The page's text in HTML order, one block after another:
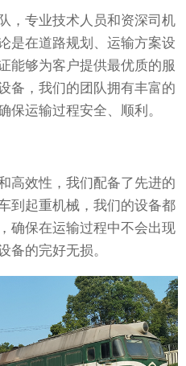
，专业技术人员和资深司机
是在道路规划、运输方案设
能够为客户提供最优质的服
备，我们的团队拥有丰富的
保运输过程安全、顺利。
高效性，我们配备了先进的
到起重机械，我们的设备都
确保在运输过程中不会出现
备的完好无损。